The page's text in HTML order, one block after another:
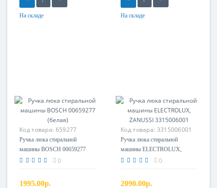
На складе На складе
Код товара: 659277
Ручка люка стиральной
машины BOSCH 00659277
(белая)
0
1995.00р.
Код товара: 3315006001
Ручка люка стиральной
машины ELECTROLUX,
ZANUSSI 3315006001
0
2090.00р.